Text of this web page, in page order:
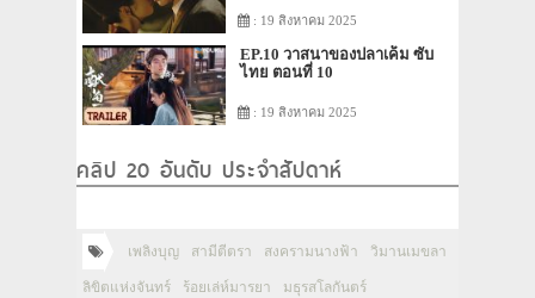
: 19 สิงหาคม 2025
EP.10 วาสนาของปลาเค็ม ซับ
ไทย ตอนที่ 10
: 19 สิงหาคม 2025
คลิป 20 อันดับ ประจำสัปดาห์
เพลิงบุญ สามีตีตรา สงครามนางฟ้า วิมานเมขลา
ลิขิตแห่งจันทร์ ร้อยเล่ห์มารยา มธุรสโลกันตร์